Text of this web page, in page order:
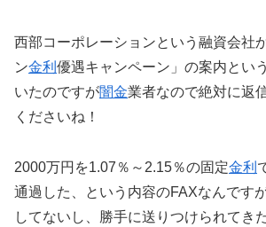
西部コーポレーションという融資会社
ン金利 優遇キャンペーン」の案内とい
いたのですが闇金業者なので絶対に返
くださいね！
2000万円を1.07％～2.15％の固定金利
通過した、という内容のFAXなんです
してないし、勝手に送りつけられてき